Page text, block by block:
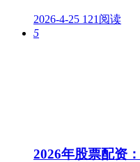
2026-4-25 121阅读
5
2026年股票配资